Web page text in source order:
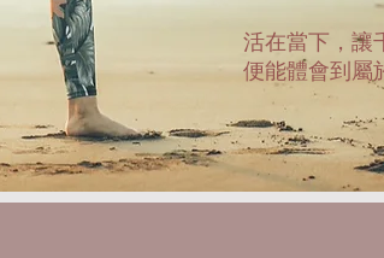
活在當下，讓
便能體會到屬